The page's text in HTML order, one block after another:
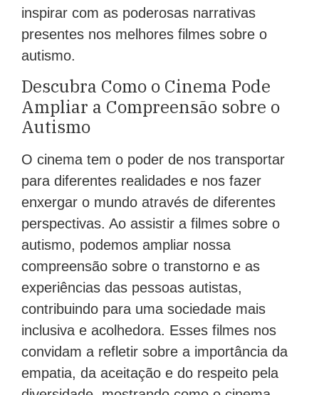
inspirar com as poderosas narrativas
presentes nos melhores filmes sobre o
autismo.
Descubra Como o Cinema Pode
Ampliar a Compreensão sobre o
Autismo
O cinema tem o poder de nos transportar
para diferentes realidades e nos fazer
enxergar o mundo através de diferentes
perspectivas. Ao assistir a filmes sobre o
autismo, podemos ampliar nossa
compreensão sobre o transtorno e as
experiências das pessoas autistas,
contribuindo para uma sociedade mais
inclusiva e acolhedora. Esses filmes nos
convidam a refletir sobre a importância da
empatia, da aceitação e do respeito pela